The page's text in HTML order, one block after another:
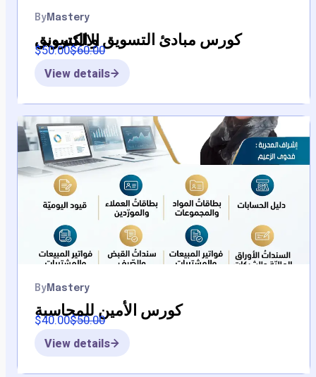
By Mastery
كورس مبادئ التسويق و التسويق الالكتروني
$50.00$60.00
View details
By Mastery
كورس الأمين للمحاسبة
$40.00$50.00
View details